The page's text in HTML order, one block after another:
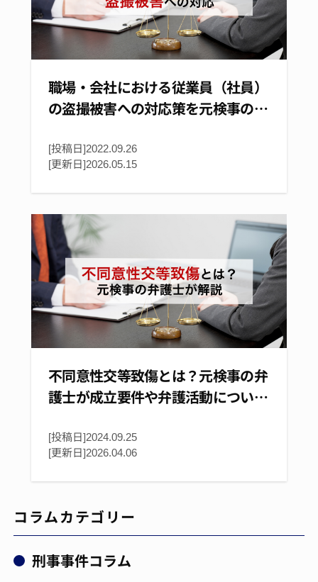
職場・会社における従業員（社員）
の盗撮被害への対応策を元検事の…
[投稿日]2022.09.26
[更新日]2026.05.15
不同意性交等致傷とは？元検事の弁
護士が成立要件や弁護活動につい…
[投稿日]2024.09.25
[更新日]2026.04.06
コラムカテゴリー
刑事事件コラム